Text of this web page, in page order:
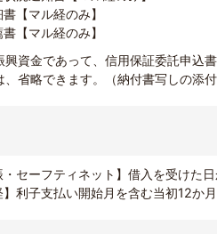
【マル経のみ】
【マル経のみ】
興資金であって、信用保証委託申込
省略できます。（納付書写しの添
・セーフティネット】借入を受けた日
】利子支払い開始月を含む当初12か